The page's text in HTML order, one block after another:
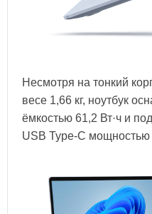
Несмотря на тонкий
весе 1,66 кг, ноутбук
ёмкостью 61,2 Вт·ч и
USB Type-C мощностью